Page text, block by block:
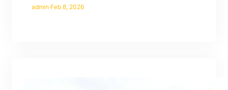
admin·Feb 8, 2026